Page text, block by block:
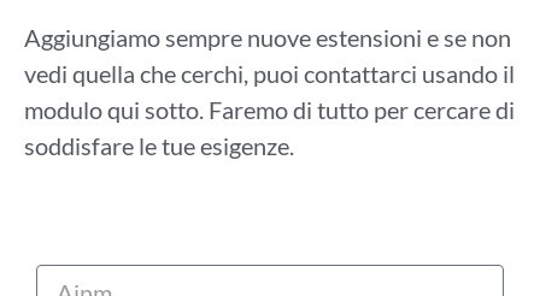
Aggiungiamo sempre nuove estensioni e se non
vedi quella che cerchi, puoi contattarci usando il
modulo qui sotto. Faremo di tutto per cercare di
soddisfare le tue esigenze.